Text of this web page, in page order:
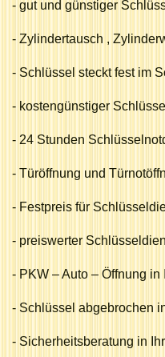
- gut und günstiger
- Zylindertausch ,
- Schlüssel steckt fest im
- kostengünstiger
- 24 Stunden
- Türöffnung und
- Festpreis für
- preiswerter
- PKW – Auto – Öffnung in
- Schlüssel abgebrochen
- Sicherheitsberatung in